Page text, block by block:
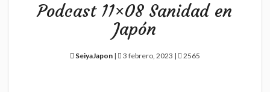
Podcast 11×08 Sanidad en
Japón
SeiyaJapon | 3 febrero, 2023 | 2565